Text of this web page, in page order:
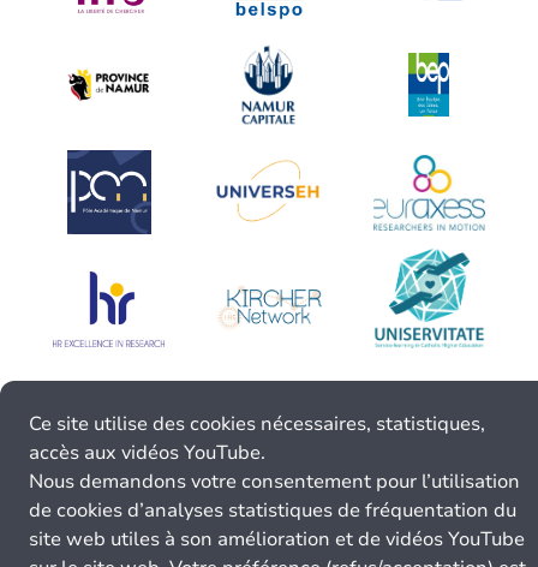
Ce site utilise des cookies nécessaires, statistiques,
accès aux vidéos YouTube.
Nous demandons votre consentement pour l’utilisation
de cookies d’analyses statistiques de fréquentation du
site web utiles à son amélioration et de vidéos YouTube